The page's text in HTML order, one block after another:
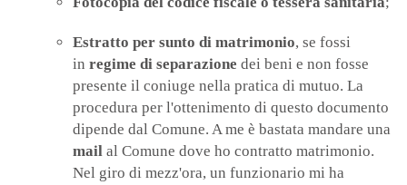
Estratto per sunto di matrimonio, se fossi
in regime di separazione dei beni e non fosse
presente il coniuge nella pratica di mutuo. La
procedura per l'ottenimento di questo documento
dipende dal Comune. A me è bastata mandare una
mail al Comune dove ho contratto matrimonio.
Nel giro di mezz'ora, un funzionario mi ha